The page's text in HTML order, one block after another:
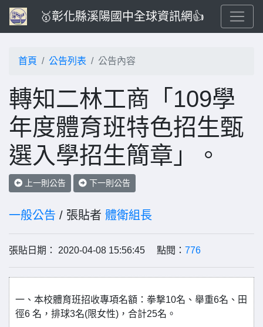
🥇彰化縣溪陽國中全球資訊網👍
首頁 公告列表 公告內容
轉知二林工商「109學
年度體育班特色招生甄
選入學招生簡章」。
上一則公告 下一則公告
一般公告 / 張貼者 體衛組長
張貼日期： 2020-04-08 15:56:45 點閱： 776
一、本校體育班招收專項名額：拳撃10名、舉重6名、田
徑6 名，排球3名(限女性)，合計25名。